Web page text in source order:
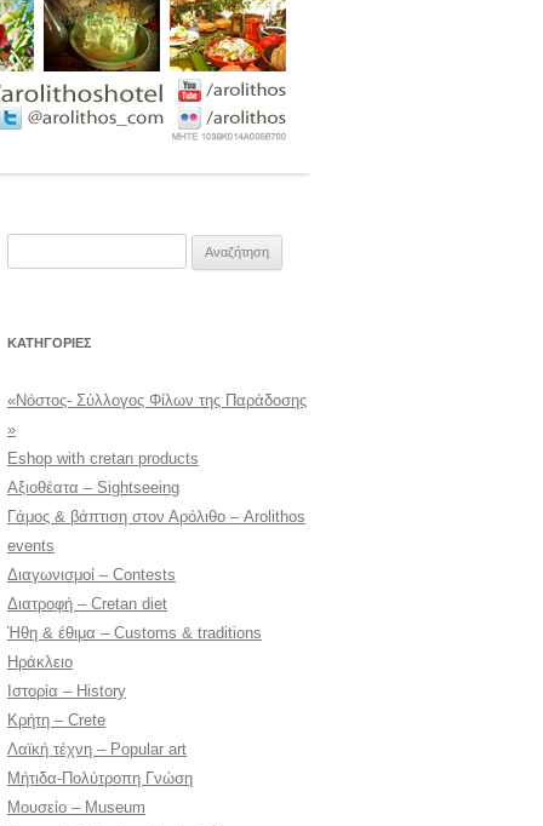
KΑΤΗΓΟΡΊΕΣ
«Νόστος- Σύλλογος Φίλων της Παράδοσης
»
Eshop with cretan products
Αξιοθέατα – Sightseeing
Γάμος & βάπτιση στον Αρόλιθο – Arolithos
events
Διαγωνισμοί – Contests
Διατροφή – Cretan diet
Ήθη & έθιμα – Customs & traditions
Ηράκλειο
Ιστορία – History
Κρήτη – Crete
Λαϊκή τέχνη – Popular art
Μήτιδα-Πολύτροπη Γνώση
Μουσείο – Museum